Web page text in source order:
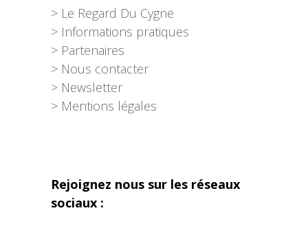
> Le Regard Du Cygne
> Informations pratiques
> Partenaires
> Nous contacter
> Newsletter
> Mentions légales
Rejoignez nous sur les réseaux
sociaux :